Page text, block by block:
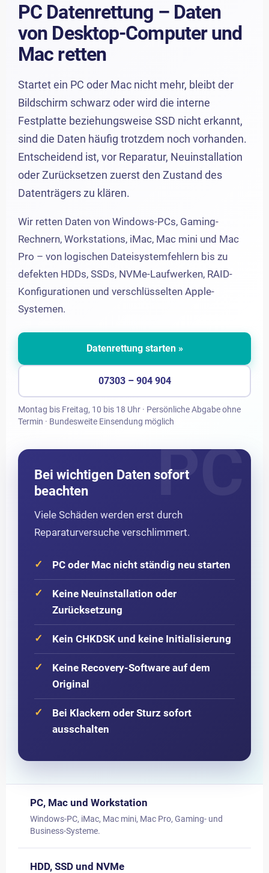
PC Datenrettung – Daten
von Desktop-Computer und
Mac retten
Startet ein PC oder Mac nicht mehr, bleibt der
Bildschirm schwarz oder wird die interne
Festplatte beziehungsweise SSD nicht erkannt,
sind die Daten häufig trotzdem noch vorhanden.
Entscheidend ist, vor Reparatur, Neuinstallation
oder Zurücksetzen zuerst den Zustand des
Datenträgers zu klären.
Wir retten Daten von Windows-PCs, Gaming-
Rechnern, Workstations, iMac, Mac mini und Mac
Pro – von logischen Dateisystemfehlern bis zu
defekten HDDs, SSDs, NVMe-Laufwerken, RAID-
Konfigurationen und verschlüsselten Apple-
Systemen.
Datenrettung starten »
07303 – 904 904
Montag bis Freitag, 10 bis 18 Uhr · Persönliche Abgabe ohne
Termin · Bundesweite Einsendung möglich
Bei wichtigen Daten sofort
beachten
Viele Schäden werden erst durch
Reparaturversuche verschlimmert.
PC oder Mac nicht ständig neu starten
Keine Neuinstallation oder
Zurücksetzung
Kein CHKDSK und keine Initialisierung
Keine Recovery-Software auf dem
Original
Bei Klackern oder Sturz sofort
ausschalten
PC, Mac und Workstation
Windows-PC, iMac, Mac mini, Mac Pro, Gaming- und
Business-Systeme.
HDD, SSD und NVMe